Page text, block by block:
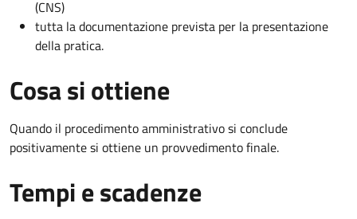
(CNS)
tutta la documentazione prevista per la presentazione
della pratica.
Cosa si ottiene
Quando il procedimento amministrativo si conclude
positivamente si ottiene un provvedimento finale.
Tempi e scadenze